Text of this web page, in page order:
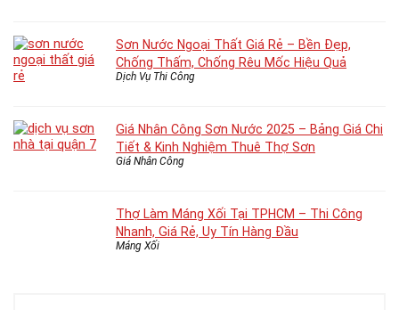
Sơn Nước Ngoại Thất Giá Rẻ – Bền Đẹp,
Chống Thấm, Chống Rêu Mốc Hiệu Quả
Dịch Vụ Thi Công
Giá Nhân Công Sơn Nước 2025 – Bảng Giá Chi
Tiết & Kinh Nghiệm Thuê Thợ Sơn
Giá Nhân Công
Thợ Làm Máng Xối Tại TPHCM – Thi Công
Nhanh, Giá Rẻ, Uy Tín Hàng Đầu
Máng Xối